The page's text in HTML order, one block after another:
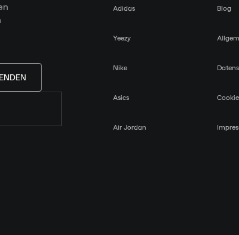
Adidas
Yeezy
Nike
Asics
Air Jordan
Blog